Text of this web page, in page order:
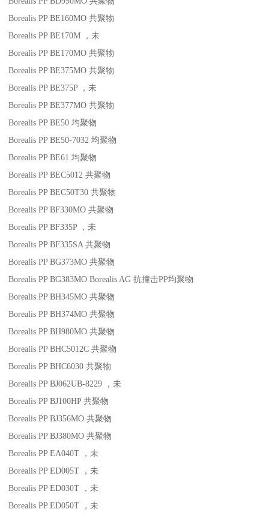
Borealis PP BE160MO 共聚物
Borealis PP BE170M
，未
Borealis PP BE170MO 共聚物
Borealis PP BE375MO 共聚物
Borealis PP BE375P
，未
Borealis PP BE377MO 共聚物
Borealis PP BE50 均聚物
Borealis PP BE50-7032 均聚物
Borealis PP BE61 均聚物
Borealis PP BEC5012 共聚物
Borealis PP BEC50T30 共聚物
Borealis PP BF330MO 共聚物
Borealis PP BF335P
，未
Borealis PP BF335SA 共聚物
Borealis PP BG373MO 共聚物
Borealis PP BG383MO Borealis AG 抗撞击PP均聚物
Borealis PP BH345MO 共聚物
Borealis PP BH374MO 共聚物
Borealis PP BH980MO 共聚物
Borealis PP BHC5012C 共聚物
Borealis PP BHC6030 共聚物
Borealis PP BJ062UB-8229
，未
Borealis PP BJ100HP 共聚物
Borealis PP BJ356MO 共聚物
Borealis PP BJ380MO 共聚物
Borealis PP EA040T
，未
Borealis PP ED005T
，未
Borealis PP ED030T
，未
Borealis PP ED050T
，未